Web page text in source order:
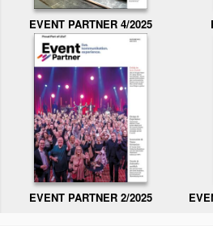
EVENT PARTNER 4/2025
EVENT PARTNER 2/2025